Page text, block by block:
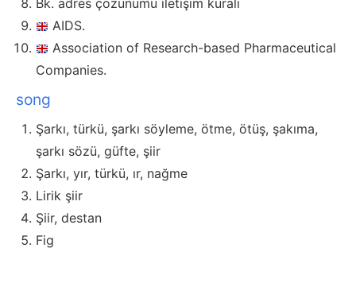
Bk. adres çözünümü iletişim kuralı
AIDS.
Association of Research-based Pharmaceutical
Companies.
song
Şarkı, türkü, şarkı söyleme, ötme, ötüş, şakıma,
şarkı sözü, güfte, şiir
Şarkı, yır, türkü, ır, nağme
Lirik şiir
Şiir, destan
Fig